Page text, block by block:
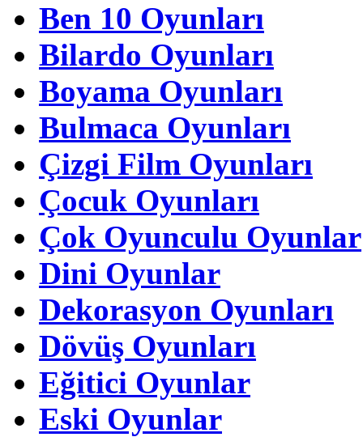
Ben 10 Oyunları
Bilardo Oyunları
Boyama Oyunları
Bulmaca Oyunları
Çizgi Film Oyunları
Çocuk Oyunları
Çok Oyunculu Oyunlar
Dini Oyunlar
Dekorasyon Oyunları
Dövüş Oyunları
Eğitici Oyunlar
Eski Oyunlar